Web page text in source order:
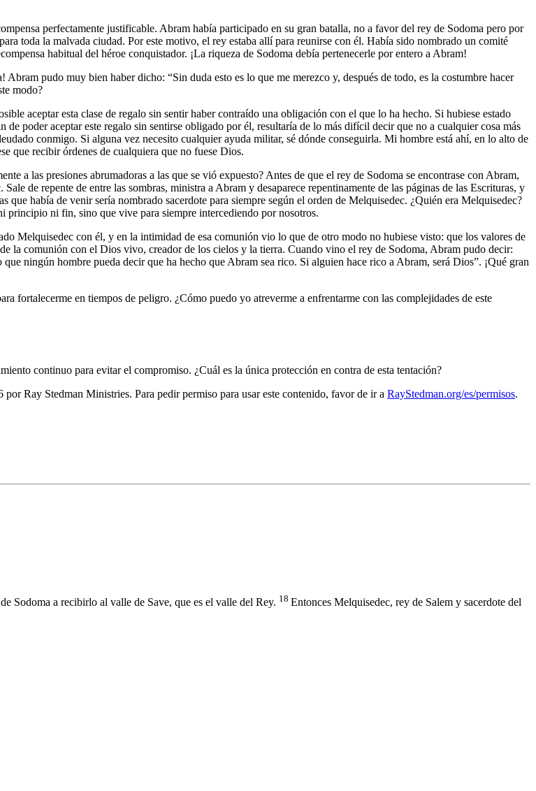
perfectamente justificable. Abram había participado en su gran batalla, no a favor del rey de Sodoma pero por
toda la malvada ciudad. Por este motivo, el rey estaba allí para reunirse con él. Había sido nombrado un comité
habitual del héroe conquistador. ¡La riqueza de Sodoma debía pertenecerle por entero a Abram!
pudo muy bien haber dicho: “Sin duda esto es lo que me merezco y, después de todo, es la costumbre hacer
modo?
aceptar esta clase de regalo sin sentir haber contraído una obligación con el que lo ha hecho. Si hubiese estado
poder aceptar este regalo sin sentirse obligado por él, resultaría de lo más difícil decir que no a cualquier cosa más
conmigo. Si alguna vez necesito cualquier ayuda militar, sé dónde conseguirla. Mi hombre está ahí, en lo alto de
que recibir órdenes de cualquiera que no fuese Dios.
a las presiones abrumadoras a las que se vió expuesto? Antes de que el rey de Sodoma se encontrase con Abram,
de repente de entre las sombras, ministra a Abram y desaparece repentinamente de las páginas de las Escrituras, y
había de venir sería nombrado sacerdote para siempre según el orden de Melquisedec. ¿Quién era Melquisedec?
principio ni fin, sino que vive para siempre intercediendo por nosotros.
Melquisedec con él, y en la intimidad de esa comunión vio lo que de otro modo no hubiese visto: que los valores de
la comunión con el Dios vivo, creador de los cielos y la tierra. Cuando vino el rey de Sodoma, Abram pudo decir:
ningún hombre pueda decir que ha hecho que Abram sea rico. Si alguien hace rico a Abram, será Dios”. ¡Qué gran
fortalecerme en tiempos de peligro. ¿Cómo puedo yo atreverme a enfrentarme con las complejidades de este
continuo para evitar el compromiso. ¿Cuál es la única protección en contra de esta tentación?
Ray Stedman Ministries. Para pedir permiso para usar este contenido, favor de ir a RayStedman.org/es/permisos.
Sodoma a recibirlo al valle de Save, que es el valle del Rey. 18 Entonces Melquisedec, rey de Salem y sacerdote del